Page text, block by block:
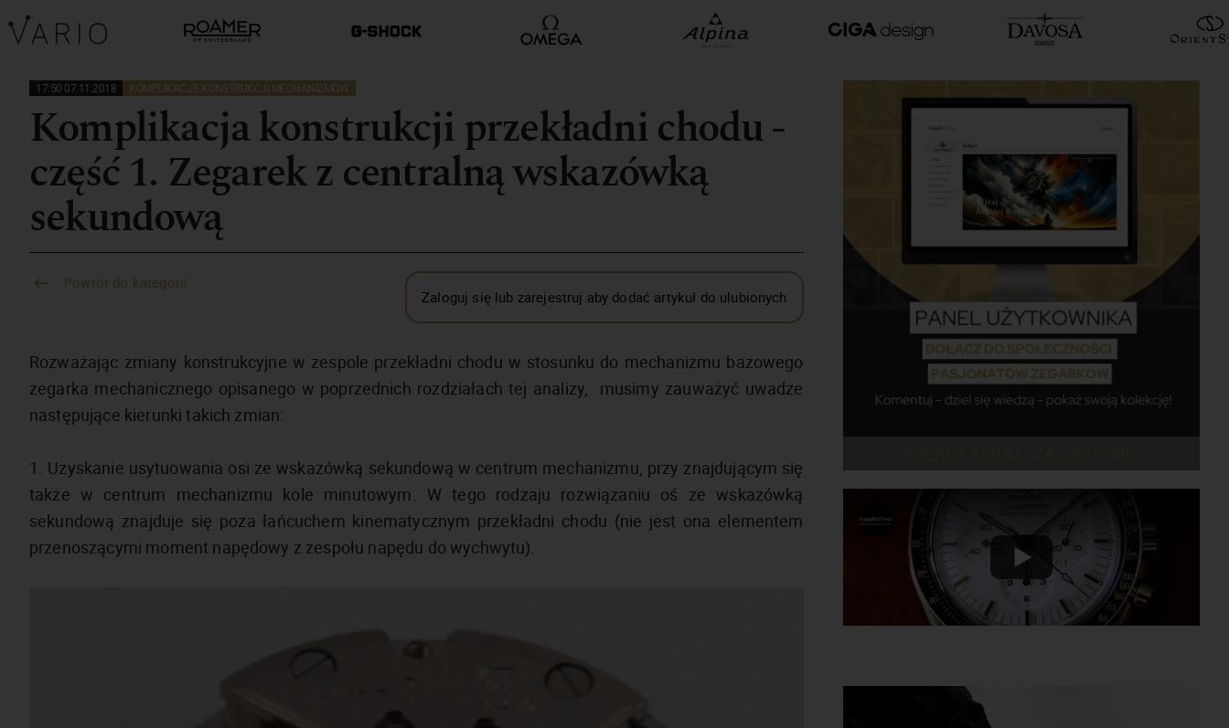
17:50 07.11.2018 KOMPLIKACJE KONSTRUKCJI MECHANIZMÓW
Komplikacja konstrukcji przekładni chodu -
część 1. Zegarek z centralną wskazówką
sekundową
Powrót do kategorii
Zaloguj się lub zarejestruj aby dodać artykuł do ulubionych
Rozważając zmiany konstrukcyjne w zespole przekładni chodu w stosunku do mechanizmu bazowego
zegarka mechanicznego opisanego w poprzednich rozdziałach tej analizy, musimy zauważyć uwadze
następujące kierunki takich zmian:
1. Uzyskanie usytuowania osi ze wskazówką sekundową w centrum mechanizmu, przy znajdującym się
także w centrum mechanizmu kole minutowym. W tego rodzaju rozwiązaniu oś ze wskazówką
sekundową znajduje się poza łańcuchem kinematycznym przekładni chodu (nie jest ona elementem
przenoszącymi moment napędowy z zespołu napędu do wychwytu).